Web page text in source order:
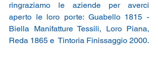
ringraziamo le aziende per averci
aperto le loro porte: Guabello 1815 -
Biella Manifatture Tessili,
Reda 1865 e Tintoria Finissaggio 2000.